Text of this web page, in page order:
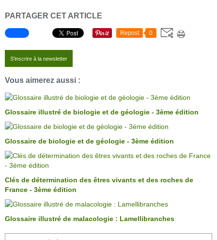
PARTAGER CET ARTICLE
Repost 0
S'inscrire à la newsletter
Vous aimerez aussi :
Glossaire illustré de biologie et de géologie - 3ème édition
Glossaire de biologie et de géologie - 3ème édition
Clés de détermination des êtres vivants et des roches de
France - 3ème édition
Glossaire illustré de malacologie : Lamellibranches